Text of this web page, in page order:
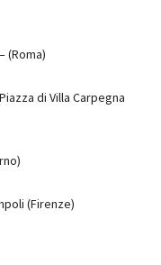
(Roma)
Piazza di Villa Carpegna
(Firenze)